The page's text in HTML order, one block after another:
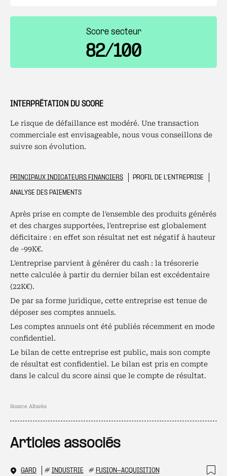
Score secteur
82/100
INTERPRÉTATION DU SCORE
Le risque de défaillance est modéré. Une transaction
commerciale est envisageable, nous vous conseillons de
suivre son évolution.
PRINCIPAUX INDICATEURS FINANCIERS
PROFIL DE L'ENTREPRISE
ANALYSE DES PAIEMENTS
Après prise en compte de l'ensemble des produits générés
et des charges supportées, l'entreprise est globalement
déficitaire : en effet son résultat net est négatif à hauteur
de -99K€.
L'entreprise parvient à générer du cash : la trésorerie
nette calculée à partir du dernier bilan est excédentaire
(22K€).
De par sa forme juridique, cette entreprise est tenue de
déposer ses comptes annuels.
Les comptes annuels ont été publiés récemment en mode
confidentiel.
Le bilan de cette entreprise est public, mais son compte
de résultat est confidentiel. Le bilan est pris en compte
dans le calcul du score ainsi que le compte de résultat.
Source Altarès
Articles associés
GARD # INDUSTRIE # FUSION-ACQUISITION